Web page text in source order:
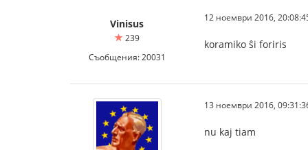
Vinisus
239
Съобщения: 20031
12 ноември 2016,
koramiko ŝi foriris
13 ноември 2016,
nu kaj tiam